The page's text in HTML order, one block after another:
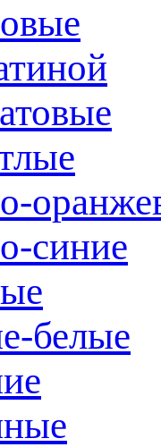
синие
белые